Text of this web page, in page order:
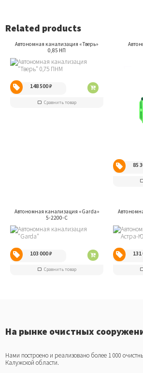
Related products
Автономная канализация «Тверь»
0,85 НП
148 500₽
Сравнить товар
85
Автономная канализация «Garda»
5-2200-С
103 000₽
Сравнить товар
131
На рынке очистных
Нами построено и реализовано более 1 000
Калужской области.